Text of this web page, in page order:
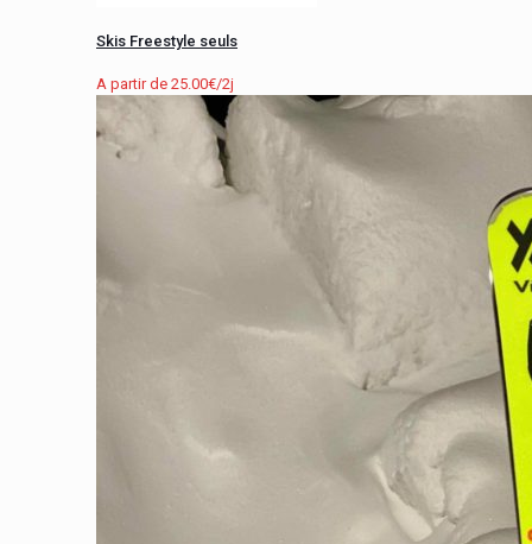
Skis Freestyle seuls
A partir de 25.00€/2j